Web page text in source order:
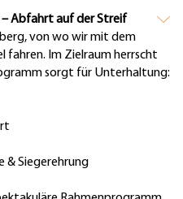
2. Tag, Samstag 23. Januar 2027 – Abfahrt auf der Streif
von wo wir mit dem
fahren. Im Zielraum herrscht
sorgt für Unterhaltung:
& Siegerehrung